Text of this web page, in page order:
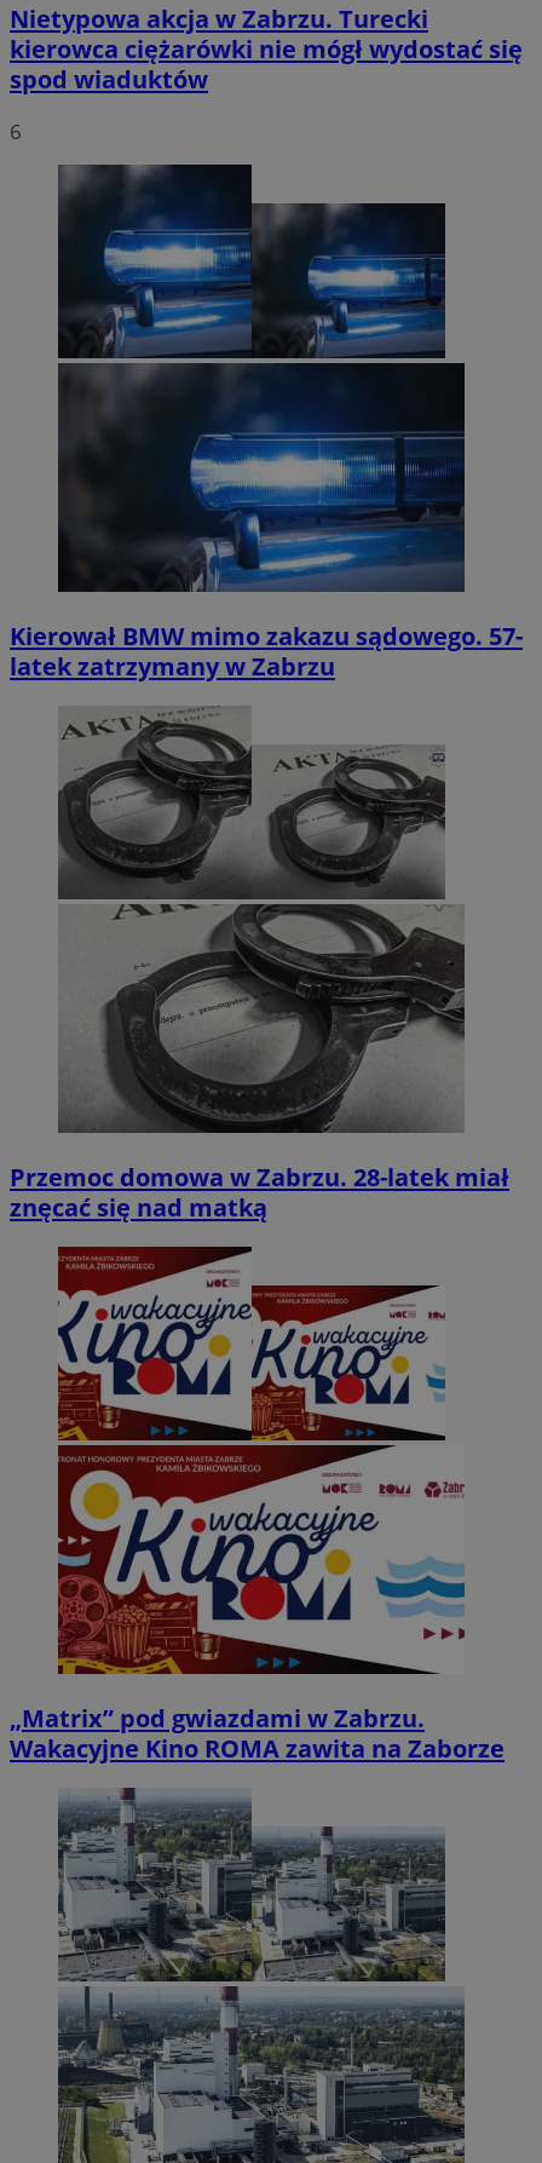
Nietypowa akcja w Zabrzu. Turecki
kierowca ciężarówki nie mógł wydostać się
spod wiaduktów
6
Kierował BMW mimo zakazu sądowego. 57-
latek zatrzymany w Zabrzu
Przemoc domowa w Zabrzu. 28-latek miał
znęcać się nad matką
„Matrix” pod gwiazdami w Zabrzu.
Wakacyjne Kino ROMA zawita na Zaborze